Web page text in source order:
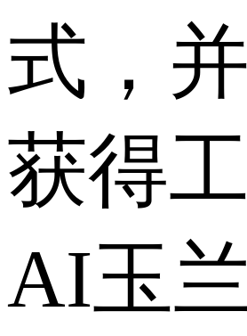
式，
获得
AI玉兰